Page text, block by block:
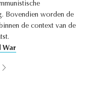
Bovendien worden de
de context van de
War